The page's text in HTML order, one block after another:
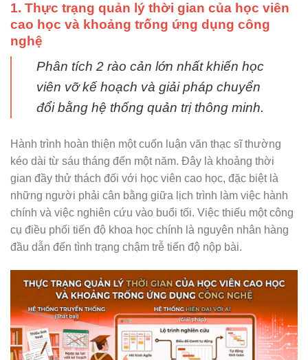
1. Thực trạng quản lý thời gian của học viên
cao học và khoảng trống ứng dụng công
nghệ
Phân tích 2 rào cản lớn nhất khiến học
viên vỡ kế hoạch và giải pháp chuyển
đổi bằng hệ thống quản trị thông minh.
Hành trình hoàn thiện một cuốn luận văn thạc sĩ thường
kéo dài từ sáu tháng đến một năm. Đây là khoảng thời
gian đầy thử thách đối với học viên cao học, đặc biệt là
những người phải cân bằng giữa lịch trình làm việc hành
chính và việc nghiên cứu vào buổi tối. Việc thiếu một công
cụ điều phối tiến độ khoa học chính là nguyên nhân hàng
đầu dẫn đến tình trạng chậm trễ tiến độ nộp bài.